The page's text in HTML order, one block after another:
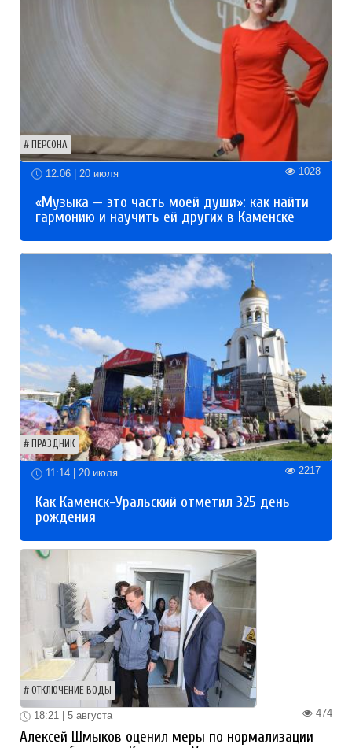
ПЕРСОНА
12:06 | 20 июля 1028
«Музыка — это часть моей души»: как найти
гармонию и научить ей других в Каменске
ПРАЗДНИК
11:14 | 20 июля 2217
Как Каменск-Уральский отметил 325 день
рождения
ОТКЛЮЧЕНИЕ ВОДЫ
474
18:21 | 5 августа
Алексей Шмыков оценил меры по нормализации